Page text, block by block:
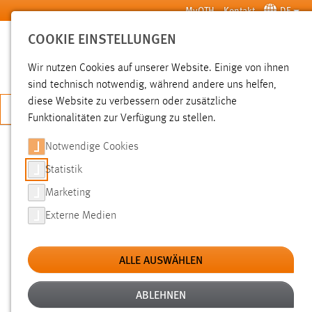
Zum Hauptinhalt springen MyOTH Kontakt DE
SUCHE
JETZT BEWERBEN
Hochschule Aktuelles News der OTH Amberg-Weiden
PATENTINGENIEURWESEN:
VORTRAG „GLOBAL IP
ORGANIZATION AND IP
CONTROLLING“
07.05.2013
COOKIE EINSTELLUNGEN
Wir nutzen Cookies auf unserer Website. Einige von ihnen
sind technisch notwendig, während andere uns helfen,
diese Website zu verbessern oder zusätzliche
Funktionalitäten zur Verfügung zu stellen.
Notwendige Cookies
Statistik
Marketing
Externe Medien
ALLE AUSWÄHLEN
ABLEHNEN